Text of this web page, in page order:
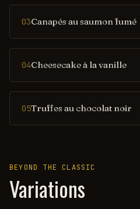
03Canapés au saumon fumé
04Cheesecake à la vanille
05Truffes au chocolat noir
BEYOND THE CLASSIC
Variations